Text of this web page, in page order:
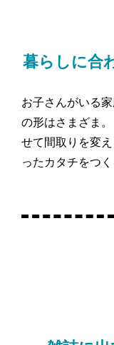
暮らしに合
お子さんがいる
の形はさまざま
せて間取りを変
ったカタチをつ